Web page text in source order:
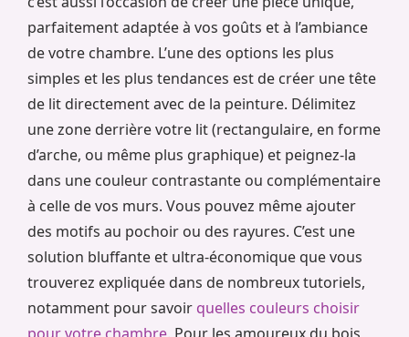
parfaitement adaptée à vos goûts et à l’ambiance
de votre chambre. L’une des options les plus
simples et les plus tendances est de créer une tête
de lit directement avec de la peinture. Délimitez
une zone derrière votre lit (rectangulaire, en forme
d’arche, ou même plus graphique) et peignez-la
dans une couleur contrastante ou complémentaire
à celle de vos murs. Vous pouvez même ajouter
des motifs au pochoir ou des rayures. C’est une
solution bluffante et ultra-économique que vous
trouverez expliquée dans de nombreux tutoriels,
notamment pour savoir quelles couleurs choisir